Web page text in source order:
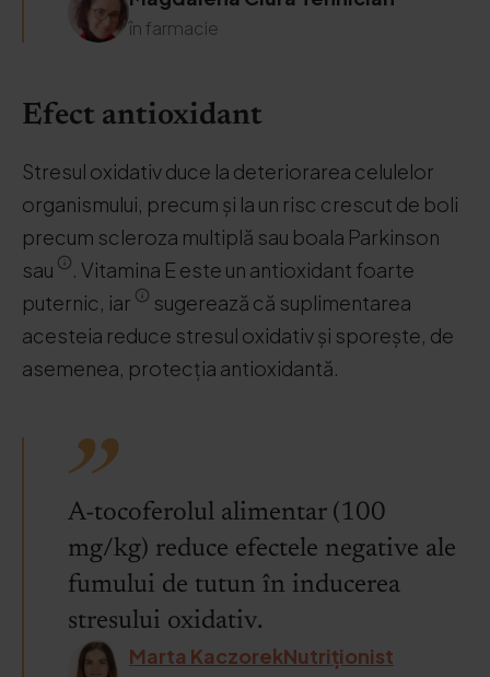
în farmacie
Efect antioxidant
Stresul oxidativ duce la deteriorarea celulelor
organismului, precum și la un risc crescut de boli
precum scleroza multiplă sau boala Parkinson
sau
. Vitamina E este un antioxidant foarte
puternic, iar
sugerează că suplimentarea
acesteia reduce stresul oxidativ și sporește, de
asemenea, protecția antioxidantă.
A-tocoferolul alimentar (100
mg/kg) reduce efectele negative ale
fumului de tutun în inducerea
stresului oxidativ.
Marta KaczorekNutriționist